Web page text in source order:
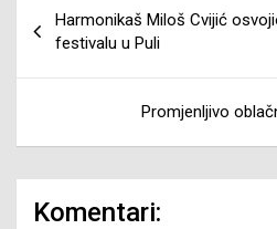
članaka
Harmonikaš Miloš Cvijić
festivalu u Puli
Promjenljivo
Komentari: